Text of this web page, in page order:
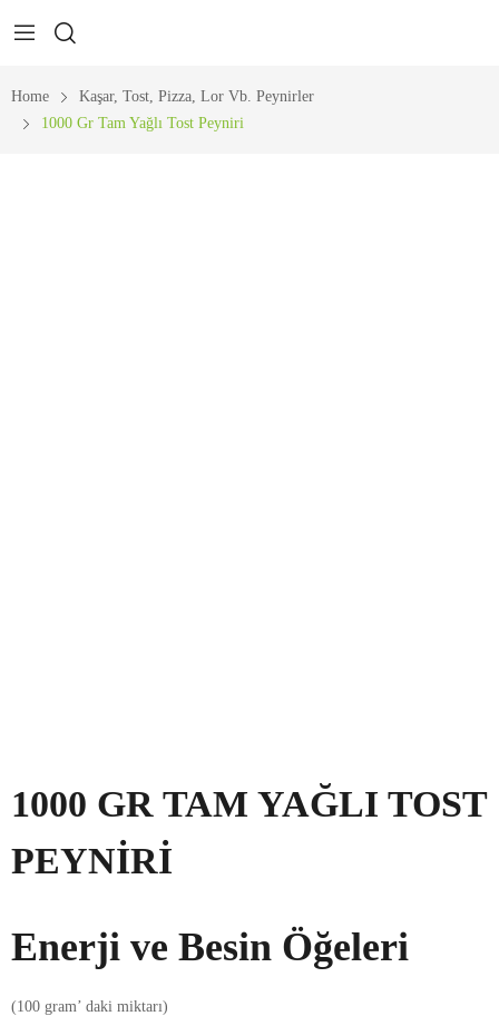
Home
Kaşar, Tost, Pizza, Lor Vb. Peynirler
1000 Gr Tam Yağlı Tost Peyniri
1000 GR TAM YAĞLI TOST
PEYNIRI
Enerji ve Besin Öğeleri
(100 gram’ daki miktarı)